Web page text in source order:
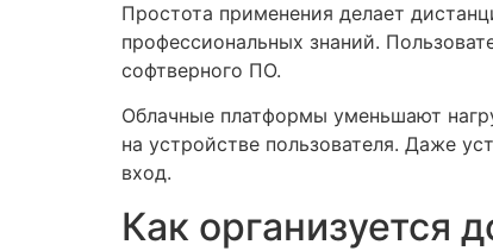
Простота применения делает
профессиональных знаний.
софтверного ПО.
Облачные платформы уменьшают
на устройстве пользователя. Даже
вход.
Как организуется